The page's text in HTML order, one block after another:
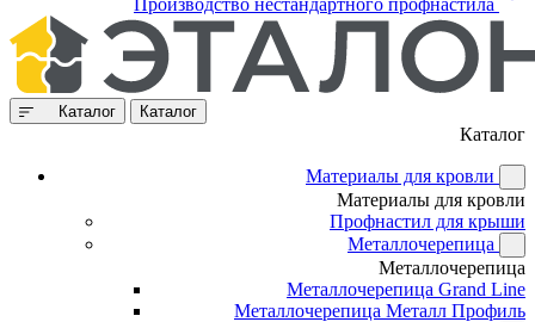
Производство нестандартного профнастила
Каталог Каталог
Каталог
Материалы для кровли
Материалы для кровли
Профнастил для крыши
Металлочерепица
Металлочерепица
Металлочерепица Grand Line
Металлочерепица Металл Профиль